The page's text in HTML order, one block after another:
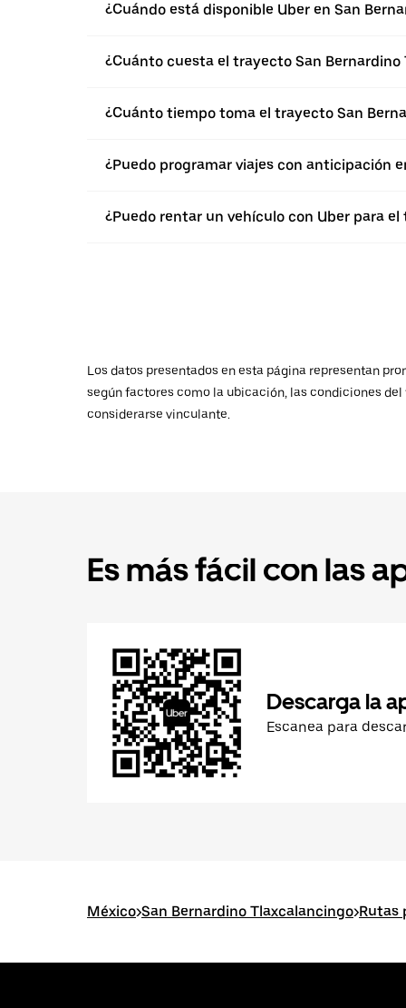
¿Cuándo está disponible Uber en San
¿Cuánto cuesta el trayecto San
¿Cuánto tiempo toma el trayecto San
¿Puedo programar viajes con anticipación
¿Puedo rentar un vehículo con Uber para
Los datos presentados en esta página representan
según factores como la ubicación, las condiciones
considerarse vinculante.
Es más fácil con las
Descarga la
Escanea para
México>San Bernardino Tlaxcalancingo>Rutas